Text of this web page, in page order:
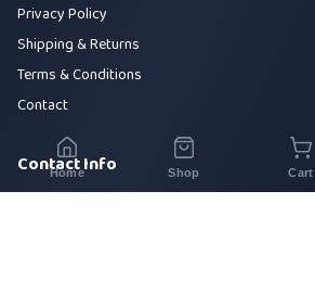
Privacy Policy
Shipping & Returns
Terms & Conditions
Contact
Contact Info
Home Shop Cart